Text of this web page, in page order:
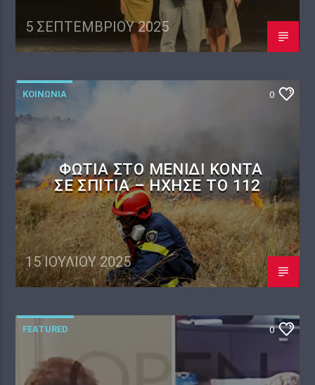
5 ΣΕΠΤΕΜΒΡΊΟΥ 2025
ΚΟΙΝΩΝΙΑ 0
ΦΩΤΙΆ ΣΤΟ ΜΕΝΊΔΙ ΚΟΝΤΆ
ΣΕ ΣΠΊΤΙΑ – ΉΧΗΣΕ ΤΟ 112
15 ΙΟΥΛΊΟΥ 2025
FEATURED 0